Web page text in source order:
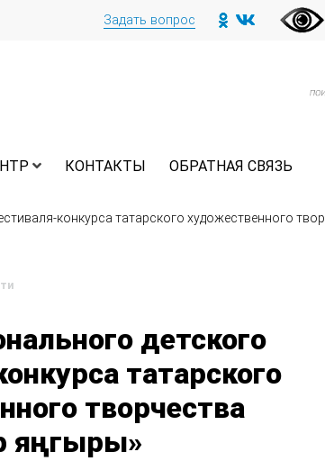
Задать вопрос
КОНТАКТЫ ОБРАТНАЯ СВЯЗЬ
конкурса татарского художественного
детского
татарского
творчества
яңгыры»